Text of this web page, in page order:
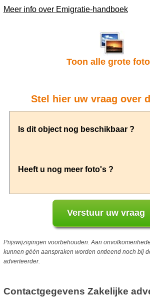
Meer info over Emigratie-handboek
Toon alle grote
Stel hier uw vraag over
Prijswijzigingen voorbehouden. Aan
kunnen géén aanspraken worden ontleend noch bij
adverteerder.
Contactgegevens Zakelijke